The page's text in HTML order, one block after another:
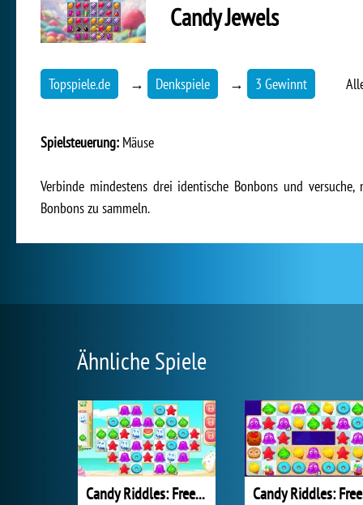
Candy Jewels
Topspiele.de → Denkspiele → 3 Gewinnt
Spielsteuerung: Mäuse
Verbinde mindestens drei identische Bonbons und
Bonbons zu sammeln.
Ähnliche Spiele
Candy Riddles: Free Match 3 Puzzle